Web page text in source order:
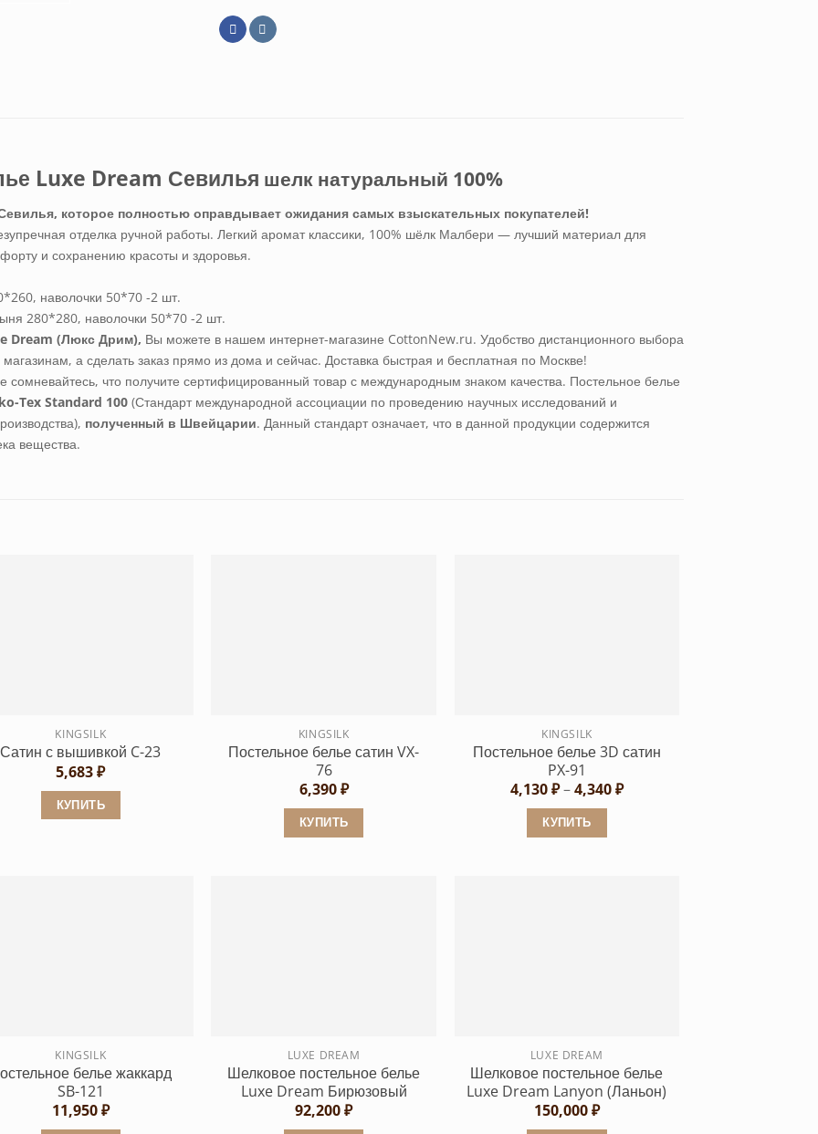
Luxe Dream Севилья шелк натуральный 100%
которое полностью оправдывает ожидания самых взыскательных покупателей!
отделка ручной работы. Легкий аромат классики, 100% шёлк Малбери — лучший материал для
и сохранению красоты и здоровья.
наволочки 50*70 -2 шт.
280*280, наволочки 50*70 -2 шт.
Dream (Люкс Дрим), Вы можете в нашем интернет-магазине CottonNew.ru. Удобство дистанционного выбора
а сделать заказ прямо из дома и сейчас. Доставка быстрая и бесплатная по Москве!
сомневайтесь, что получите сертифицированный товар с международным знаком качества. Постельное белье
Tex Standard 100 (Стандарт международной ассоциации по проведению научных исследований и
полученный в Швейцарии. Данный стандарт означает, что в данной продукции содержится
вещества.
KINGSILK
Сатин с вышивкой C-23
5,683₽
КУПИТЬ
товара.
KINGSILK
Постельное белье сатин VX-
76
6,390₽
КУПИТЬ
странице
товара.
KINGSILK
Постельное белье 3D сатин
PX-91
4,130₽–4,340₽Диапазон
КУПИТЬ
странице
товара.
KINGSILK
белье жаккард
SB-121
11,950₽
LUXE DREAM
Шелковое постельное белье
Luxe Dream Бирюзовый
92,200₽
LUXE DREAM
Шелковое постельное белье
Luxe Dream Lanyon (Ланьон)
150,000₽